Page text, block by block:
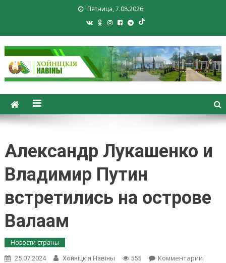
Пятница, 7.08.2026
Хойники. Хойнiцкiя навiны.
Новости Хойник. Районная
Александр Лукашенко и
Владимир Путин
встретились на острове
Валаам
Новости страны
25.07.2024 Хойнiцкiя Навiны 555 Комментарииon